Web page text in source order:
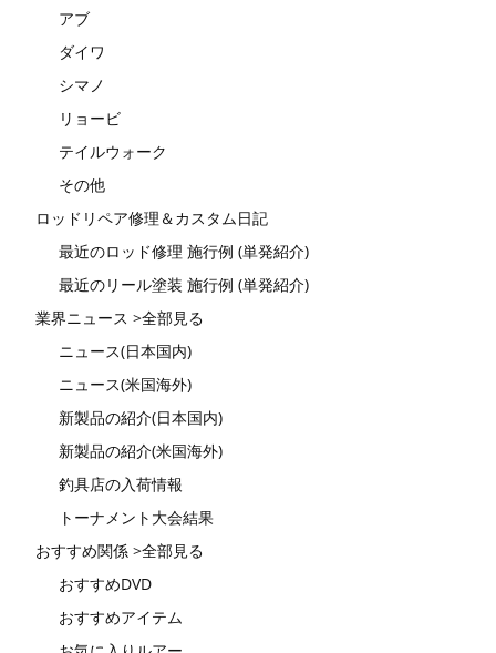
アブ
ダイワ
シマノ
リョービ
テイルウォーク
その他
ロッドリペア修理＆カスタム日記
最近のロッド修理 施行例 (単発紹介)
最近のリール塗装 施行例 (単発紹介)
業界ニュース >全部見る
ニュース(日本国内)
ニュース(米国海外)
新製品の紹介(日本国内)
新製品の紹介(米国海外)
釣具店の入荷情報
トーナメント大会結果
おすすめ関係 >全部見る
おすすめDVD
おすすめアイテム